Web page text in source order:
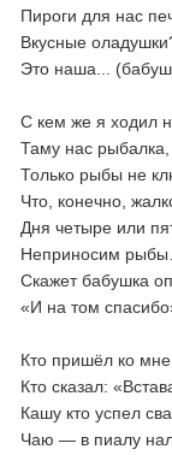
Пироги для нас
Вкусные
Это наша...
С кем же я ходил
Таму нас рыбалка,
Только рыбы не
Что, конечно,
Дня четыре или
Неприносим
Скажет бабушка
«И на том
Кто пришёл ко мне
Кто сказал:
Кашу кто успел
Чаю — в пиалу